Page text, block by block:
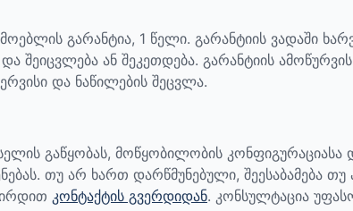
გარანტია, 1 წელი. გარანტიის ვადაში
შეიცვლება ან შეკეთდება. გარანტიის
და ნაწილების შეცვლა.
გაწყობას, მოწყობილობის
თუ არ ხართ დარწმუნებული, შეესაბამება
კონტაქტის გვერდიდან. კონსულტაცია